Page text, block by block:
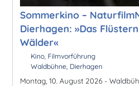
Sommerkino –
Dierhagen: »Das
Wälder«
Kino, Filmvorführung
Waldbühne, Dierhagen
Montag, 10. August 2026 -